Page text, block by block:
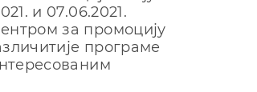
и 07.06.2021.
за промоцију
програме